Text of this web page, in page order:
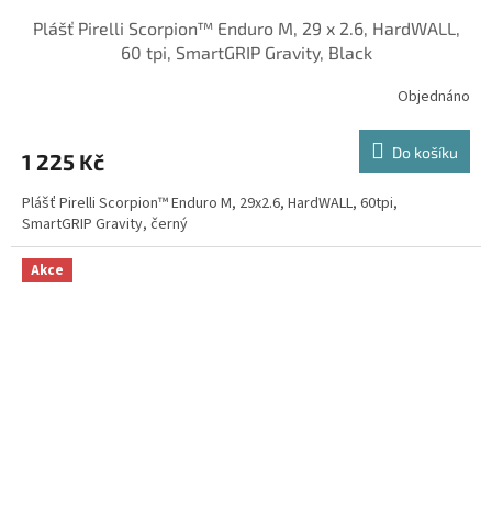
Plášť Pirelli Scorpion™ Enduro M, 29 x 2.6, HardWALL,
60 tpi, SmartGRIP Gravity, Black
Objednáno
1 225 Kč Do košíku
Plášť Pirelli Scorpion™ Enduro M, 29x2.6, HardWALL, 60tpi,
SmartGRIP Gravity, černý
Akce